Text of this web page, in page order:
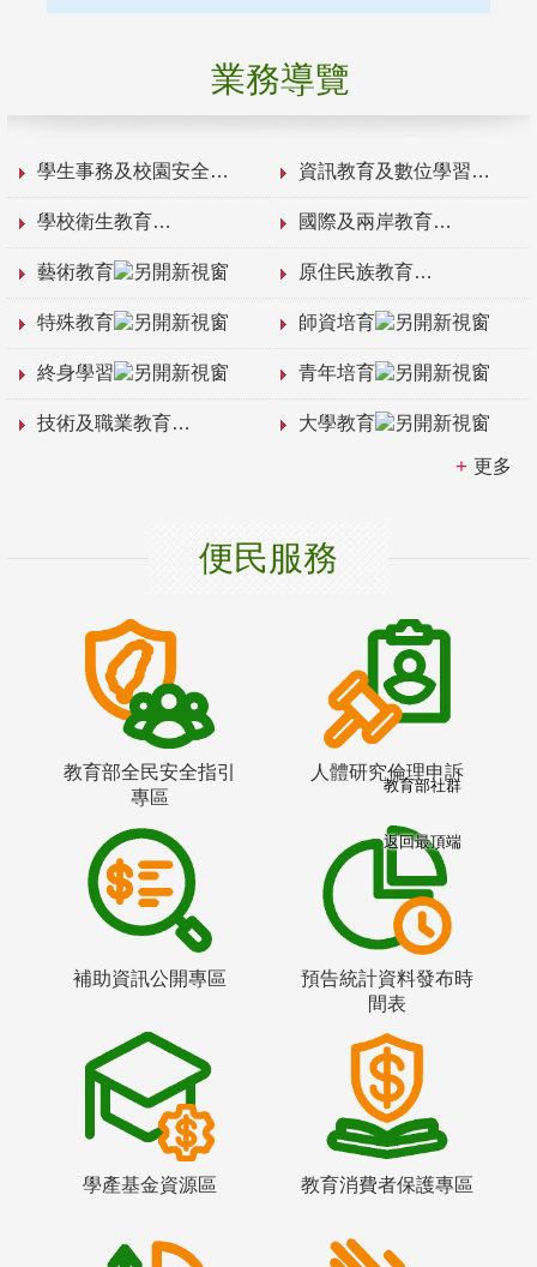
業務導覽
學生事務及校園安全 資訊教育及數位學習
學校衛生教育 國際及兩岸教育
藝術教育 原住民族教育
特殊教育 師資培育
終身學習 青年培育
技術及職業教育 大學教育
更多
便民服務
教育部全民安全指引
專區
人體研究倫理申訴
補助資訊公開專區
預告統計資料發布時
間表
學產基金資源區 教育消費者保護專區
教育部社群
返回最頂端